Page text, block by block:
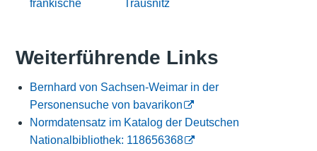
fränkische
Trausnitz
Weiterführende Links
Bernhard von Sachsen-Weimar in der
Personensuche von bavarikon
Normdatensatz im Katalog der Deutschen
Nationalbibliothek: 118656368